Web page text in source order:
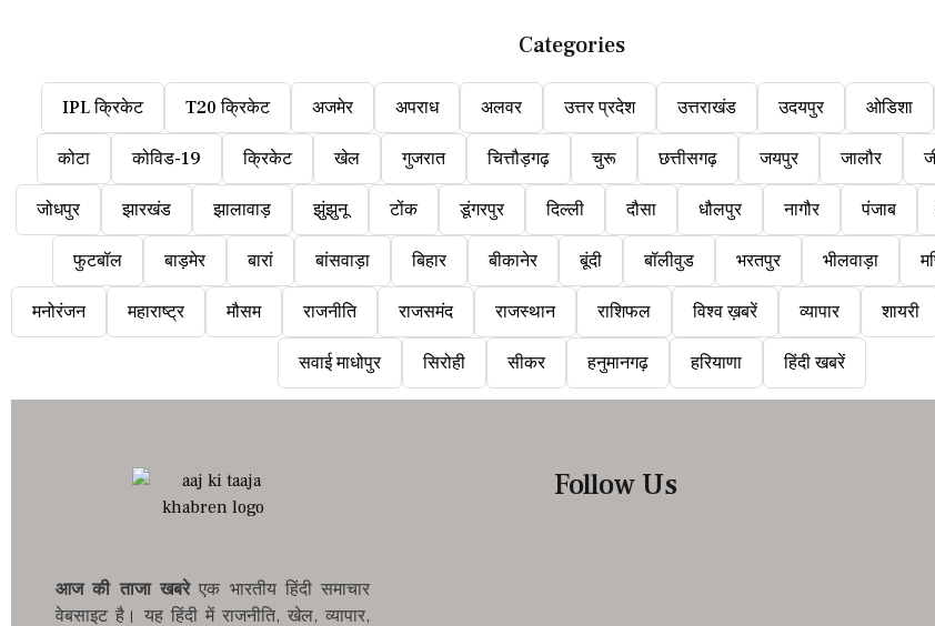
Categories
IPL क्रिकेट T20 क्रिकेट अजमेर अपराध अलवर उत्तर प्रदेश उत्तराखंड उदयपुर ओडिशा
कोटा कोविड-19 क्रिकेट खेल गुजरात चित्तौड़गढ़ चुरू छत्तीसगढ़ जयपुर जालौर
जोधपुर झारखंड झालावाड़ झुंझुनू टोंक डूंगरपुर दिल्ली दौसा धौलपुर नागौर पंजाब
फुटबॉल बाड़मेर बारां बांसवाड़ा बिहार बीकानेर बूंदी बॉलीवुड भरतपुर भीलवाड़ा
मनोरंजन महाराष्ट्र मौसम राजनीति राजसमंद राजस्थान राशिफल विश्व ख़बरें व्यापार शायरी
सवाई माधोपुर सिरोही सीकर हनुमानगढ़ हरियाणा हिंदी खबरें
आज की ताजा खबरेएक भारतीय हिंदी समाचार
वेबसाइट है। यह हिंदी में राजनीति, खेल, व्यापार,
Follow Us